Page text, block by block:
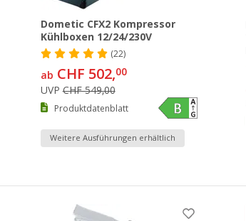
Dometic CFX2 Kompressor
Kühlboxen 12/24/230V
(22)
ab CHF 502,00
UVPCHF 549,00
Produktdatenblatt
Weitere Ausführungen erhältlich